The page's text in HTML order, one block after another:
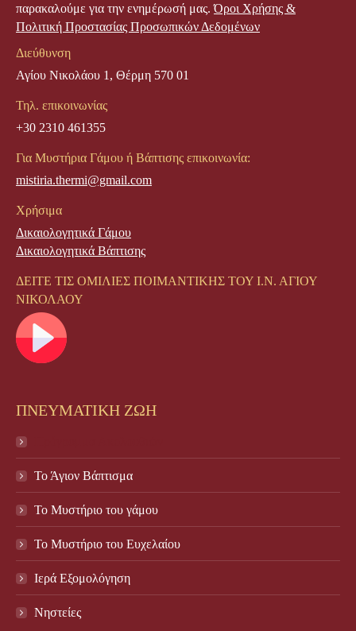
παρακαλούμε για την ενημέρωσή μας.Όροι Χρήσης &
Πολιτική Προστασίας Προσωπικών Δεδομένων
Διεύθυνση
Αγίου Νικολάου 1, Θέρμη 570 01
Τηλ. επικοινωνίας
+30 2310 461355
Για Μυστήρια Γάμου ή Βάπτισης επικοινωνία:
mistiria.thermi@gmail.com
Χρήσιμα
Δικαιολογητικά Γάμου
Δικαιολογητικά Βάπτισης
ΔΕΙΤΕ ΤΙΣ ΟΜΙΛΙΕΣ ΠΟΙΜΑΝΤΙΚΗΣ ΤΟΥ Ι.Ν. ΑΓΙΟΥ
ΝΙΚΟΛΑΟΥ
ΠΝΕΥΜΑΤΙΚΗ ΖΩΗ
Το Άγιον Βάπτισμα
Το Μυστήριο του γάμου
Το Mυστήριο του Eυχελαίου
Ιερά Εξομολόγηση
Νηστείες